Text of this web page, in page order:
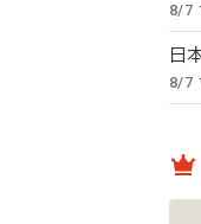
8/7
日
8/7